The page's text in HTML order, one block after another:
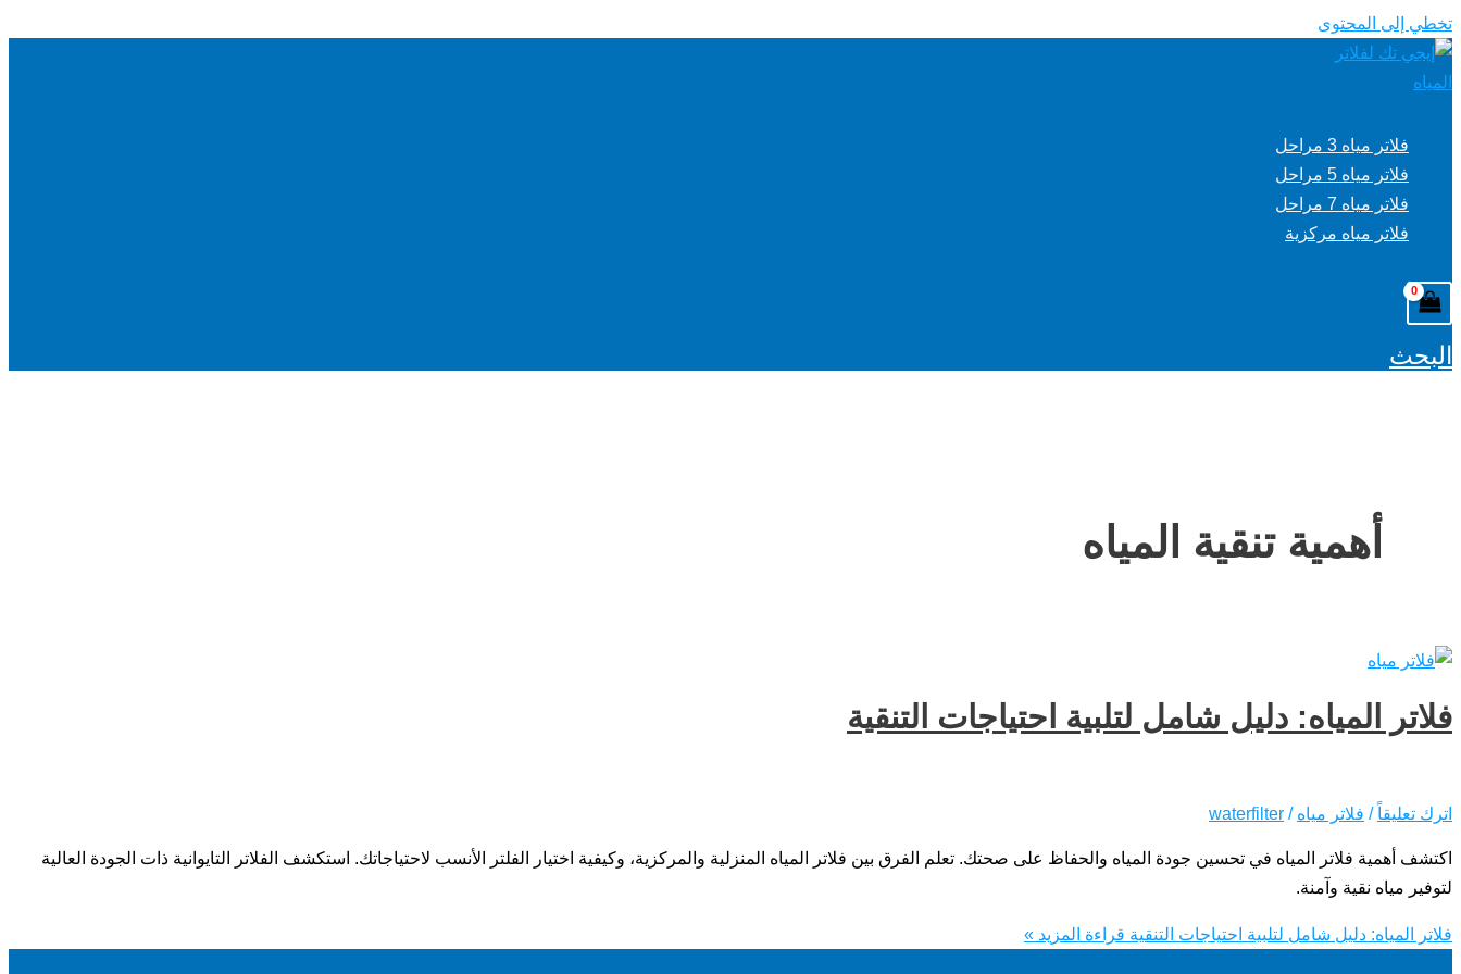
تخطي إلى المحتوى
فلاتر مياه 3 مراحل
فلاتر مياه 5 مراحل
فلاتر مياه 7 مراحل
فلاتر مياه مركزية
البحث
أهمية تنقية المياه
فلاتر المياه: دليل شامل لتلبية احتياجات التنقية
اترك تعليقاً / فلاتر مياه /
waterfilter
اكتشف أهمية فلاتر المياه في تحسين جودة المياه والحفاظ على صحتك. تعلم الفرق بين فلاتر المياه المنزلية والمركزية، وكيفية اختيار الفلتر الأنسب لاحتياجاتك. استكشف الفلاتر التايوانية ذات الجودة العالية
لتوفير مياه نقية وآمنة.
فلاتر المياه: دليل شامل لتلبية احتياجات التنقية قراءة المزيد »